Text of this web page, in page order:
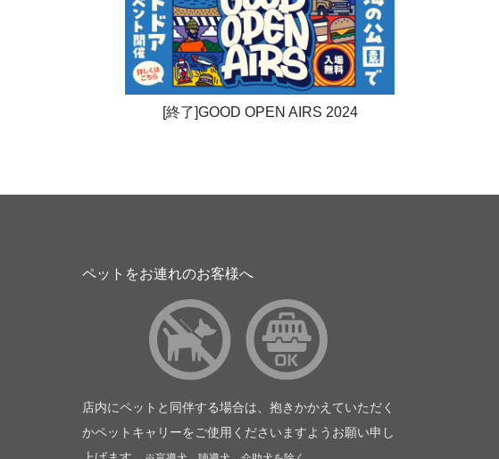
[終了]GOOD OPEN AIRS 2024
ペットをお連れのお客様へ
店内にペットと同伴する場合は、抱きかかえていただく
かペットキャリーをご使用くださいますようお願い申し